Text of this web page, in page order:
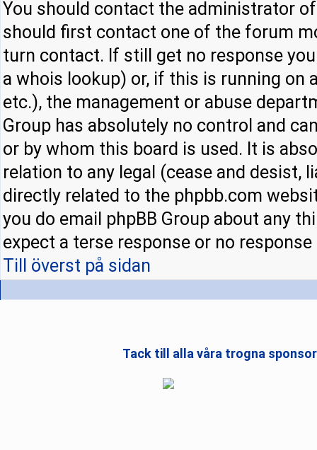
You should contact the administrator
should first contact one of the forum
turn contact. If still get no response
a whois lookup) or, if this is running on
etc.), the management or abuse
Group has absolutely no control and
or by whom this board is used. It is
relation to any legal (cease and desist,
directly related to the phpbb.com
you do email phpBB Group about any
expect a terse response or no response
Till överst på sidan
Tack till alla våra trogna